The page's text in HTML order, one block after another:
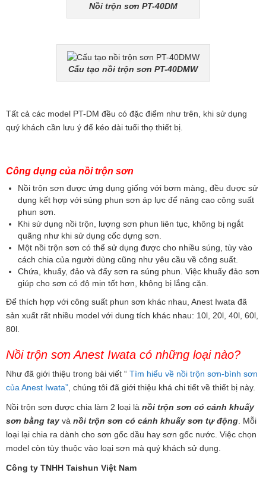
Nồi trộn sơn PT-40DM
Cấu tạo nồi trộn sơn PT-40DMW
Tất cả các model PT-DM đều có đặc điểm như trên, khi sử dụng
quý khách cần lưu ý để kéo dài tuổi thọ thiết bị.
Công dụng của nồi trộn sơn
Nồi trộn sơn được ứng dụng giống với bơm màng, đều được sử
dụng kết hợp với súng phun sơn áp lực để nâng cao công suất
phun sơn.
Khi sử dụng nồi trộn, lượng sơn phun liên tục, không bị ngắt
quãng như khi sử dụng cốc dựng sơn.
Một nồi trộn sơn có thể sử dụng được cho nhiều súng, tùy vào
cách chia của người dùng cũng như yêu cầu về công suất.
Chứa, khuấy, đảo và đẩy sơn ra súng phun. Việc khuấy đảo sơn
giúp cho sơn có độ mịn tốt hơn, không bị lắng cặn.
Để thích hợp với công suất phun sơn khác nhau, Anest Iwata đã
sản xuất rất nhiều model với dung tích khác nhau: 10l, 20l, 40l, 60l,
80l.
Nồi trộn sơn Anest Iwata có những loại nào?
Như đã giới thiệu trong bài viết “ Tìm hiểu về nồi trộn sơn-bình sơn
của Anest Iwata” , chúng tôi đã giới thiệu khá chi tiết về thiết bị này.
Nồi trộn sơn được chia làm 2 loại là nồi trộn sơn có cánh khuấy
sơn bằng tay và nồi trộn sơn có cánh khuấy sơn tự động . Mỗi
loại lại chia ra dành cho sơn gốc dầu hay sơn gốc nước. Việc chọn
model còn tùy thuộc vào loại sơn mà quý khách sử dụng.
Công ty TNHH Taishun Việt Nam